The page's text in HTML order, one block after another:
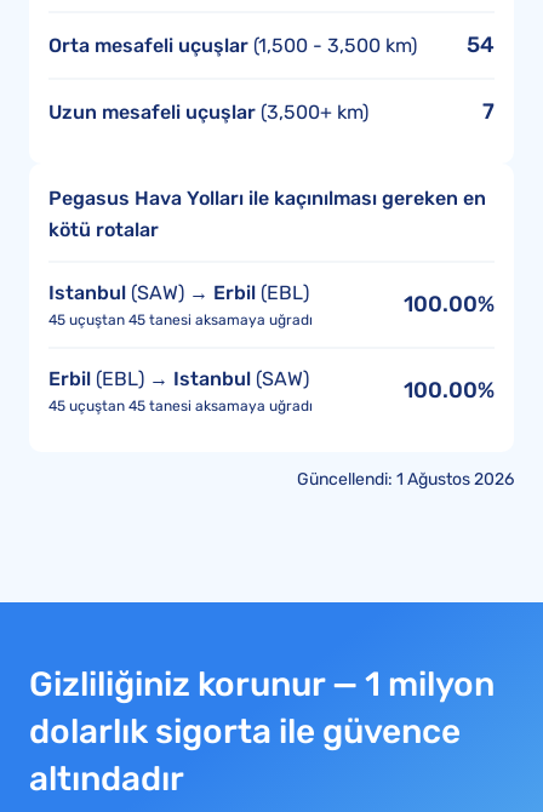
Orta mesafeli uçuşlar (1,500 - 3,500 km) 54
Uzun mesafeli uçuşlar (3,500+ km) 7
Pegasus Hava Yolları ile kaçınılması gereken en
kötü rotalar
Istanbul (SAW) → Erbil (EBL)
45 uçuştan 45 tanesi aksamaya uğradı
100.00%
Erbil (EBL) → Istanbul (SAW)
45 uçuştan 45 tanesi aksamaya uğradı
100.00%
Güncellendi: 1 Ağustos 2026
Gizliliğiniz korunur — 1 milyon
dolarlık sigorta ile güvence
altındadır